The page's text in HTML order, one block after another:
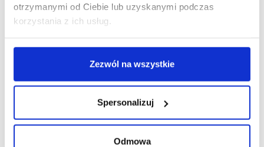
otrzymanymi od Ciebie lub uzyskanymi podczas
korzystania z ich usług.
Zezwól na wszystkie
Spersonalizuj
Odmowa